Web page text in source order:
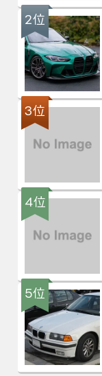
2位
3位
4位
5位